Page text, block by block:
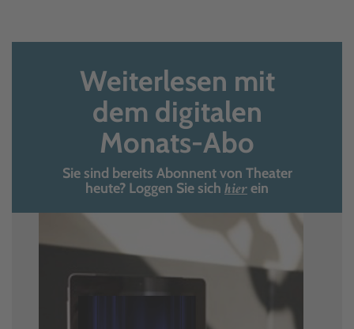
Weiterlesen mit
dem digitalen
Monats-Abo
Sie sind bereits Abonnent von Theater
heute? Loggen Sie sich hierein